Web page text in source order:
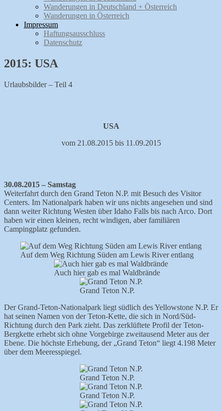
Wanderungen in Deutschland + Österreich
Wanderungen in Österreich
Impressum
Haftungsausschluss
Datenschutz
2015: USA
Urlaubsbilder – Teil 4
USA
vom 21.08.2015 bis 11.09.2015
30.08.2015 – Samstag
Weiterfahrt durch den Grand Teton N.P. mit Besuch des Visitor
Centers. Im Nationalpark haben wir uns nichts angesehen und sind
dann weiter Richtung Westen über Idaho Falls bis nach Arco. Dort
haben wir einen kleinen, recht windigen, aber familiären
Campingplatz gefunden.
Auf dem Weg Richtung Süden am Lewis River entlang
Auch hier gab es mal Waldbrände
Grand Teton N.P.
Der Grand-Teton-Nationalpark liegt südlich des Yellowstone N.P. Er
hat seinen Namen von der Teton-Kette, die sich in Nord/Süd-
Richtung durch den Park zieht. Das zerklüftete Profil der Teton-
Bergkette erhebt sich ohne Vorgebirge zweitausend Meter aus der
Ebene. Die höchste Erhebung, der „Grand Teton“ liegt 4.198 Meter
über dem Meeresspiegel.
Grand Teton N.P.
Grand Teton N.P.